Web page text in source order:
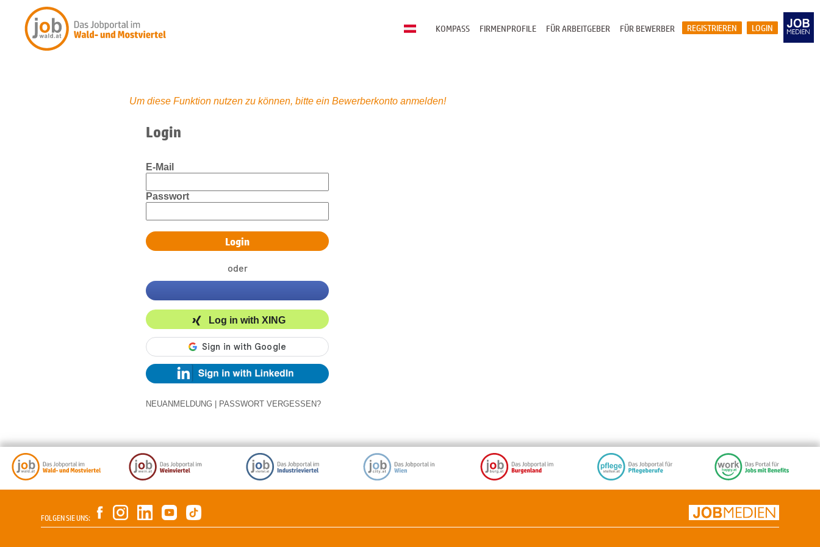
LOGIN
REGISTRIEREN
FÜR BEWERBER
FÜR ARBEITGEBER
FIRMENPROFILE
KOMPASS
Um diese Funktion nutzen zu können, bitte ein Bewerberkonto anmelden!
Login
E-Mail
Passwort
oder
Log in with XING
NEUANMELDUNG PASSWORT VERGESSEN?
FOLGEN SIE UNS: